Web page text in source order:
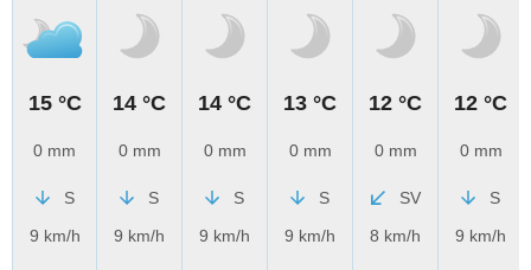
15 °C
0 mm
S
9 km/h
14 °C
0 mm
S
9 km/h
14 °C
0 mm
S
9 km/h
13 °C
0 mm
S
9 km/h
12 °C
0 mm
SV
8 km/h
12 °C
0 mm
S
9 km/h